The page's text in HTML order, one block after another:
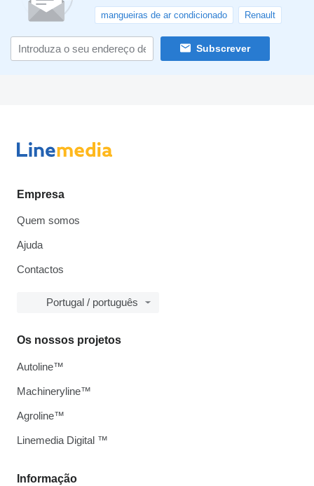
mangueiras de ar condicionado Renault
Subscrever
Empresa
Quem somos
Ajuda
Contactos
Portugal / português
Informação
Os nossos projetos
Autoline™
Machineryline™
Agroline™
Linemedia Digital ™